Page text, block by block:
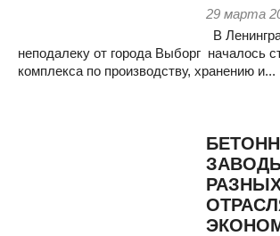
29 марта
В
неподалеку от города Выборг началось
комплекса по производству, хранению и...